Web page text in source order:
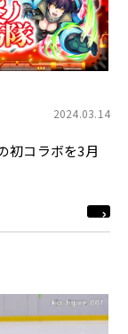
2024.03.14
初コラボを3月